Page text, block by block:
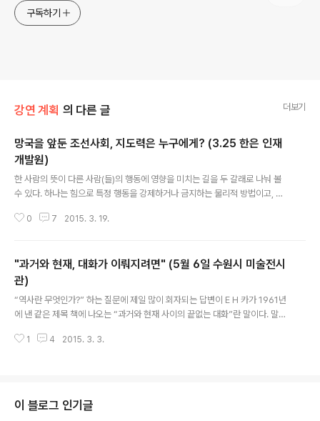
구독하기
강연 계획 의 다른 글 더보기
망국을 앞둔 조선사회, 지도력은 누구에게? (3.25 한은 인재
개발원)
한 사람의 뜻이 다른 사람(들)의 행동에 영향을 미치는 길을 두 갈래로 나눠 볼
수 있다. 하나는 힘으로 특정 행동을 강제하거나 금지하는 물리적 방법이고, 또
물리적 방법은 결과를 예측하기 쉽다는 장점이 있지만 효과의 확산력이 없다.
불확실한 면이 있지만, 제대로 작동이 될 경우 널리 전파되고 크게 확산될 수 있
다. ‘지도력’이 의미를 가지는 것은 가용자원의 범위를 넘어 효과를 일으키는 경
우다. 따라서 물리적 방법보다 심리적 방법이 지도력의 핵심 내용이다. 물론 지
도력의 발휘가 마..
0 7 2015. 3. 19.
"과거와 현재, 대화가 이뤄지려면" (5월 6일 수원시 미술전시
관)
“역사란 무엇인가?” 하는 질문에 제일 많이 회자되는 답변이 E H 카가 1961년
에 낸 같은 제목 책에 나오는 “과거와 현재 사이의 끝없는 대화”란 말이다. 말인
한 일이 아니다. 19세기 중 유럽에서 틀을 잡은 ‘근대역사학’에는 이 대화가 제
서로 존중하는 자세가 필요하지 않은가? 현재가 과거를 깔보는 자세로는 대화
에 한계를 피할 수 없다. 카가 ‘대화’를 내세운 것은 근대역사학의 ‘불통’을 반성
1 4 2015. 3. 3.
이 블로그 인기글